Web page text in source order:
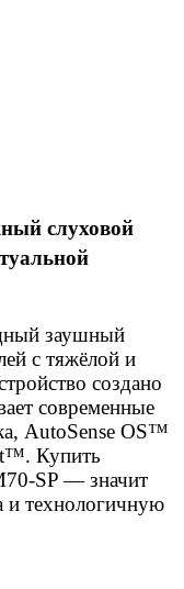
слуховой
заушный
с тяжёлой и
создано
современные
AutoSense OS™
Купить
SP — значит
и технологичную